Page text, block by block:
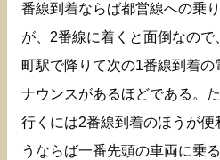
番線到着ならば都営線への乗
が、2番線に着くと面倒なの
町駅で降りて次の1番線到着
ナウンスがあるほどである。
行くには2番線到着のほうが便
うならば一番先頭の車両に乗